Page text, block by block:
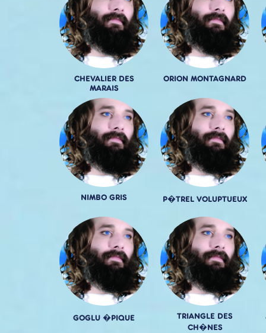
CHEVALIER DES
MARAIS
ORION MONTAGNARD
NIMBO GRIS P�TREL VOLUPTUEUX
GOGLU �PIQUE
TRIANGLE DES
CH�NES